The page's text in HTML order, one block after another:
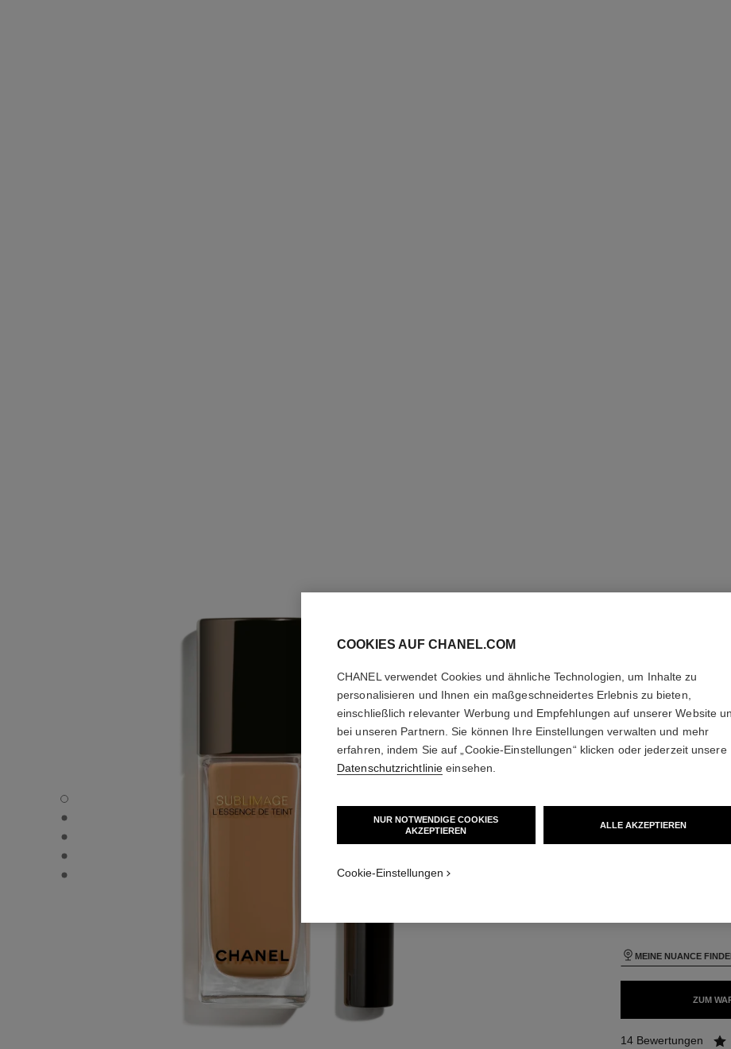
SUBLIMAGE L’ESSENCE DE TEINT - Standardansicht
SUBLIMAGE L’ESSENCE DE TEINT - Alternative Ansicht 1
SUBLIMAGE L’ESSENCE DE TEINT - Ansicht der grundlegenden Textur
SUBLIMAGE L’ESSENCE DE TEINT - product.packShot.APPLICATION_VISUAL_1
SUBLIMAGE L’ESSENCE DE TEINT - product.packShot.APPLICATION_VISUAL_2
Die Ultimative
Ebenmässigkeit und
Weitere Details
Ref. 147180
168 €
MEINE NUANCE
ZUM
14 Bewertungen
COOKIES AUF CHANEL.COM
CHANEL verwendet Cookies und ähnliche Technologien, um Inhalte zu
personalisieren und Ihnen ein maßgeschneidertes Erlebnis zu bieten,
einschließlich relevanter Werbung und Empfehlungen auf unserer Website
bei unseren Partnern. Sie können Ihre Einstellungen verwalten und mehr
erfahren, indem Sie auf „Cookie-Einstellungen“ klicken oder jederzeit unsere
Datenschutzrichtlinie einsehen.
NUR NOTWENDIGE COOKIES
AKZEPTIEREN
ALLE AKZEPTIEREN
Cookie-Einstellungen